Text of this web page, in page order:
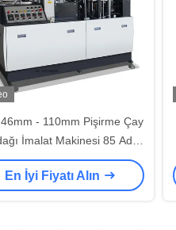
- 110mm Pişirme Çay
İmalat Makinesi 85 Adet
/ Dakika
En İyi Fiyatı Alın